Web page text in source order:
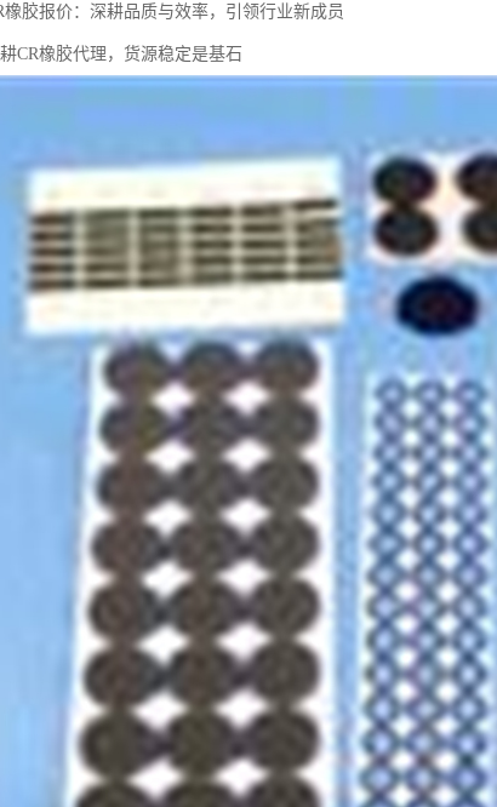
橡胶报价：深耕品质与效率，引领行业新成员
CR橡胶代理，货源稳定是基石